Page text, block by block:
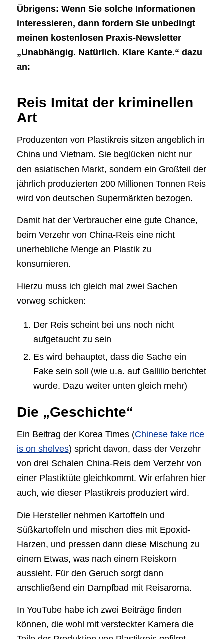
Übrigens: Wenn Sie solche Informationen
interessieren, dann fordern Sie unbedingt
meinen kostenlosen Praxis-Newsletter
„Unabhängig. Natürlich. Klare Kante.“ dazu
an:
Reis Imitat der kriminellen
Art
Produzenten von Plastikreis sitzen angeblich in
China und Vietnam. Sie beglücken nicht nur
den asiatischen Markt, sondern ein Großteil der
jährlich produzierten 200 Millionen Tonnen Reis
wird von deutschen Supermärkten bezogen.
Damit hat der Verbraucher eine gute Chance,
beim Verzehr von China-Reis eine nicht
unerhebliche Menge an Plastik zu
konsumieren.
Hierzu muss ich gleich mal zwei Sachen
vorweg schicken:
Der Reis scheint bei uns noch nicht
aufgetaucht zu sein
Es wird behauptet, dass die Sache ein
Fake sein soll (wie u.a. auf Gallilio berichtet
wurde. Dazu weiter unten gleich mehr)
Die „Geschichte“
Ein Beitrag der Korea Times (Chinese fake rice
is on shelves) spricht davon, dass der Verzehr
von drei Schalen China-Reis dem Verzehr von
einer Plastiktüte gleichkommt. Wir erfahren hier
auch, wie dieser Plastikreis produziert wird.
Die Hersteller nehmen Kartoffeln und
Süßkartoffeln und mischen dies mit Epoxid-
Harzen, und pressen dann diese Mischung zu
einem Etwas, was nach einem Reiskorn
aussieht. Für den Geruch sorgt dann
anschließend ein Dampfbad mit Reisaroma.
In YouTube habe ich zwei Beiträge finden
können, die wohl mit versteckter Kamera die